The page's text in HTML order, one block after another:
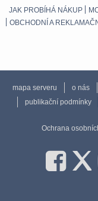
JAK PROBÍHÁ NÁKUP
OBCHODNÍ A
mapa serveru o nás
publikační podmínky
Ochrana